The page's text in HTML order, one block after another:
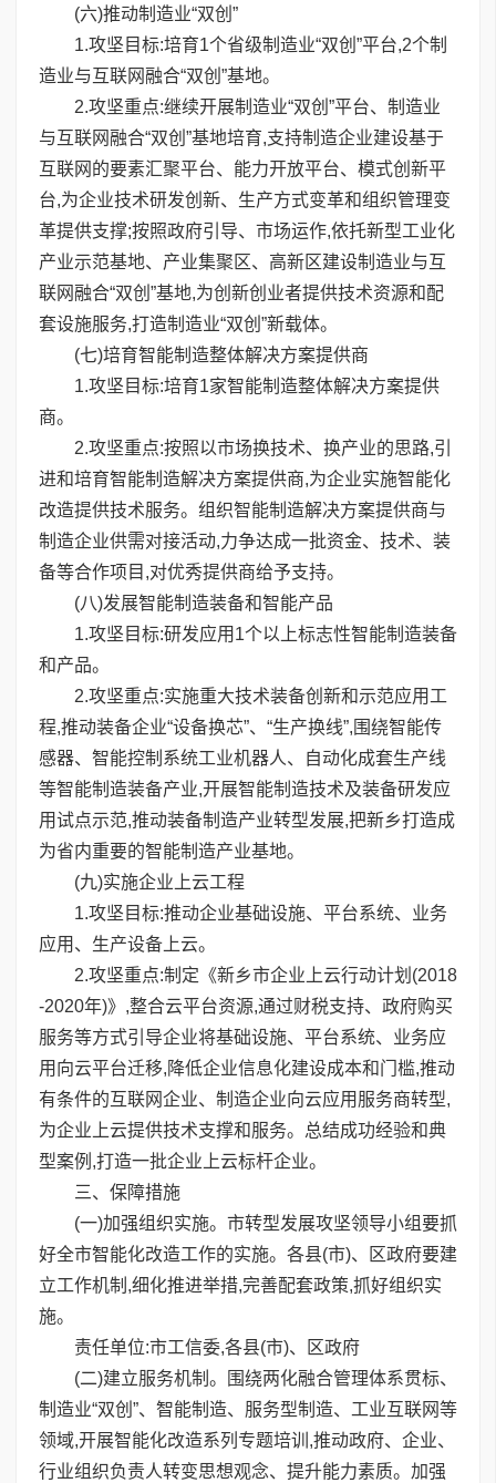
(六)推动制造业“双创”
1.攻坚目标:培育1个省级制造业“双创”平台,2个制
造业与互联网融合“双创”基地。
2.攻坚重点:继续开展制造业“双创”平台、制造业
与互联网融合“双创”基地培育,支持制造企业建设基于
互联网的要素汇聚平台、能力开放平台、模式创新平
台,为企业技术研发创新、生产方式变革和组织管理变
革提供支撑;按照政府引导、市场运作,依托新型工业化
产业示范基地、产业集聚区、高新区建设制造业与互
联网融合“双创”基地,为创新创业者提供技术资源和配
套设施服务,打造制造业“双创”新载体。
(七)培育智能制造整体解决方案提供商
1.攻坚目标:培育1家智能制造整体解决方案提供
商。
2.攻坚重点:按照以市场换技术、换产业的思路,引
进和培育智能制造解决方案提供商,为企业实施智能化
改造提供技术服务。组织智能制造解决方案提供商与
制造企业供需对接活动,力争达成一批资金、技术、装
备等合作项目,对优秀提供商给予支持。
(八)发展智能制造装备和智能产品
1.攻坚目标:研发应用1个以上标志性智能制造装备
和产品。
2.攻坚重点:实施重大技术装备创新和示范应用工
程,推动装备企业“设备换芯”、“生产换线”,围绕智能传
感器、智能控制系统工业机器人、自动化成套生产线
等智能制造装备产业,开展智能制造技术及装备研发应
用试点示范,推动装备制造产业转型发展,把新乡打造成
为省内重要的智能制造产业基地。
(九)实施企业上云工程
1.攻坚目标:推动企业基础设施、平台系统、业务
应用、生产设备上云。
2.攻坚重点:制定《新乡市企业上云行动计划(2018
-2020年)》,整合云平台资源,通过财税支持、政府购买
服务等方式引导企业将基础设施、平台系统、业务应
用向云平台迁移,降低企业信息化建设成本和门槛,推动
有条件的互联网企业、制造企业向云应用服务商转型,
为企业上云提供技术支撑和服务。总结成功经验和典
型案例,打造一批企业上云标杆企业。
三、保障措施
(一)加强组织实施。市转型发展攻坚领导小组要抓
好全市智能化改造工作的实施。各县(市)、区政府要建
立工作机制,细化推进举措,完善配套政策,抓好组织实
施。
责任单位:市工信委,各县(市)、区政府
(二)建立服务机制。围绕两化融合管理体系贯标、
制造业“双创”、智能制造、服务型制造、工业互联网等
领域,开展智能化改造系列专题培训,推动政府、企业、
行业组织负责人转变思想观念、提升能力素质。加强